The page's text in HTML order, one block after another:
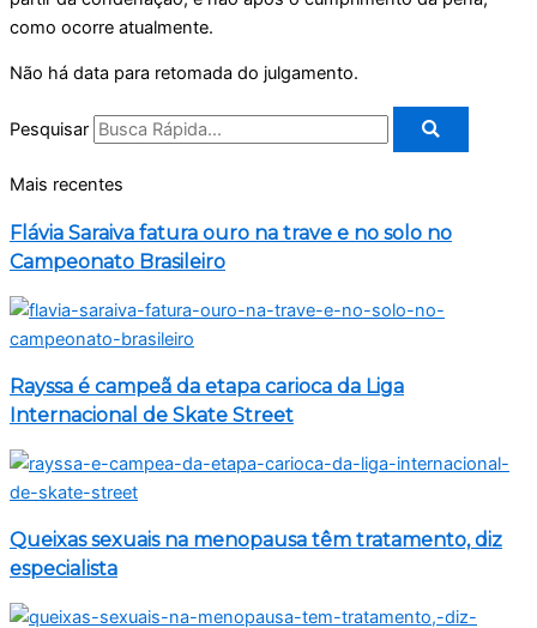
como ocorre atualmente.
Não há data para retomada do julgamento.
Pesquisar
Mais recentes
Flávia Saraiva fatura ouro na trave e no solo no
Campeonato Brasileiro
Rayssa é campeã da etapa carioca da Liga
Internacional de Skate Street
Queixas sexuais na menopausa têm tratamento, diz
especialista